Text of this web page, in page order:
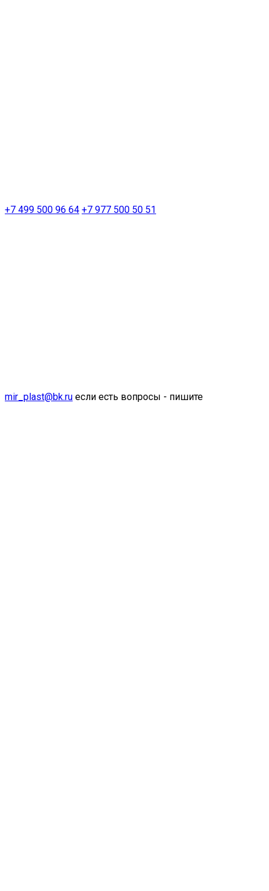
+7 499 500 96 64 +7 977 500 50 51
mir_plast@bk.ru если есть вопросы - пишите